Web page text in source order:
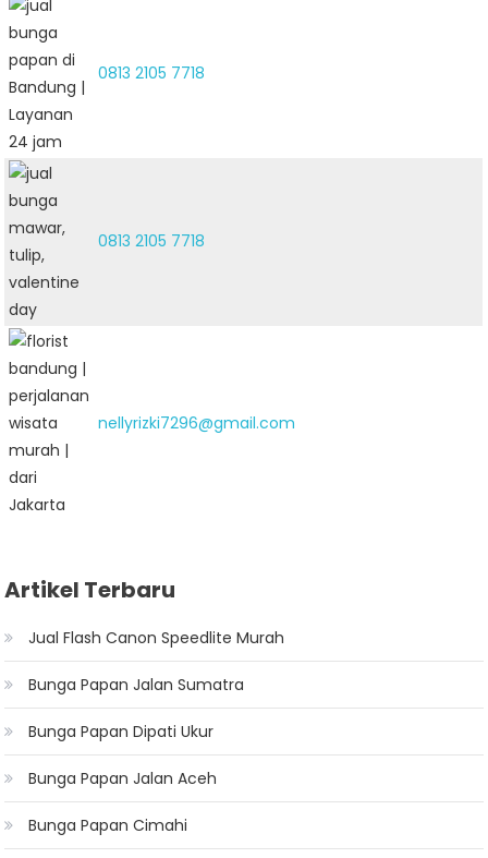
0813 2105 7718
0813 2105 7718
nellyrizki7296@gmail.com
Artikel Terbaru
Jual Flash Canon Speedlite Murah
Bunga Papan Jalan Sumatra
Bunga Papan Dipati Ukur
Bunga Papan Jalan Aceh
Bunga Papan Cimahi